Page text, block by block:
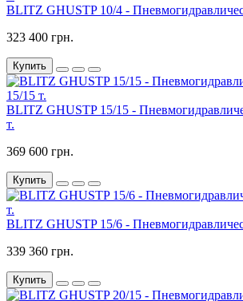
BLITZ GHUSTP 10/4 -
323 400 грн.
Купить
BLITZ GHUSTP 15/15 -
т.
369 600 грн.
Купить
BLITZ GHUSTP 15/6 -
339 360 грн.
Купить